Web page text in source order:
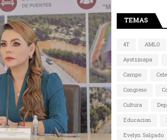
TEMAS
4T AMLO
Ayotzinapa
Campo
Congreso
Cultura
Educacion
Evelyn Salgado